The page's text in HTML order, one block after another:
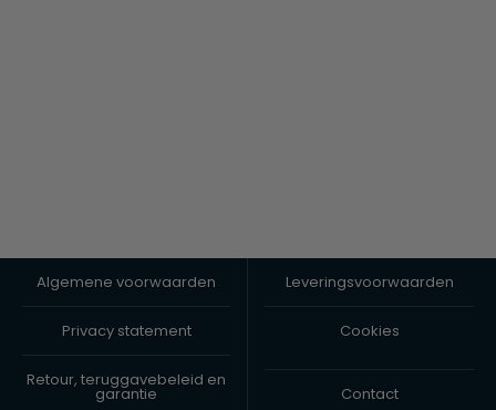
Algemene voorwaarden Leveringsvoorwaarden
Privacy statement Cookies
Retour, teruggavebeleid en
garantie Contact